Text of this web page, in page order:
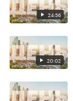
24:56
20:02